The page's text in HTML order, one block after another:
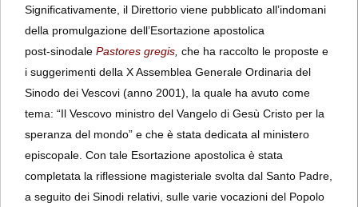
Significativamente, il Direttorio viene pubblicato all’indomani
della promulgazione dell’Esortazione apostolica
post‑sinodale Pastores gregis, che ha raccolto le proposte e
i suggerimenti della X Assemblea Generale Ordinaria del
Sinodo dei Vescovi (anno 2001), la quale ha avuto come
tema: “Il Vescovo ministro del Vangelo di Gesù Cristo per la
speranza del mondo” e che è stata dedicata al ministero
episcopale. Con tale Esortazione apostolica è stata
completata la riflessione magisteriale svolta dal Santo Padre,
a seguito dei Sinodi relativi, sulle varie vocazioni del Popolo